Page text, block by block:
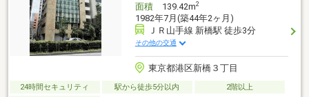
面積139.42m2
1982年7月(築44年2ヶ月)
ＪＲ山手線 新橋駅 徒歩3分
その他の交通
東京都港区新橋３丁目
24時間セキュリティ 駅から徒歩5分以内
2階以上